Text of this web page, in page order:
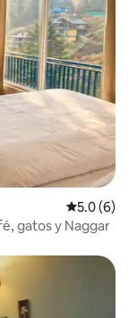
5.0 (6)
gatos y Naggar